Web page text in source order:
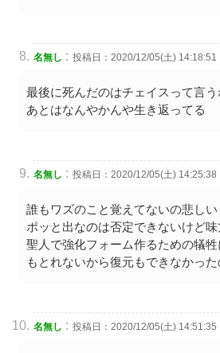
名無し : 投稿日：2020/12/05(土) 14:18:51
最後に死んだのはチェイスって言う
あとはなんやかんや生き返ってる
名無し : 投稿日：2020/12/05(土) 14:25:38
誰もワズのこと覚えてないの悲しい
ポッと出なのは否定できないけど
聖人で強化フォーム作るための犠
もとれないから復元もできなかった
名無し : 投稿日：2020/12/05(土) 14:51:35